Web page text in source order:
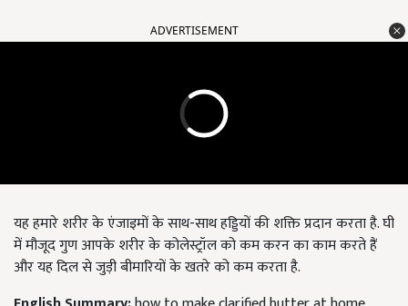
ADVERTISEMENT
यह हमारे शरीर के एंजाइमों के साथ-साथ हड्डियों की शक्ति प्रदान करता है. घी
में मौजूद गुण आपके शरीर के कोलेस्ट्रॉल को कम करन का काम करते हैं
और यह दिल से जुड़ी बीमारियों के खतरे को कम करता है.